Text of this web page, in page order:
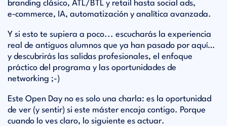
branding clásico, ATL/BTL y retail hasta social ads,
e‑commerce, IA, automatización y analítica avanzada.
Y si esto te supiera a poco... escucharás la experiencia
real de antiguos alumnos que ya han pasado por aquí…
y descubrirás las salidas profesionales, el enfoque
práctico del programa y las oportunidades de
networking ;-)
Este Open Day no es solo una charla: es la oportunidad
de ver (y sentir) si este máster encaja contigo. Porque
cuando lo ves claro, lo siguiente es actuar.